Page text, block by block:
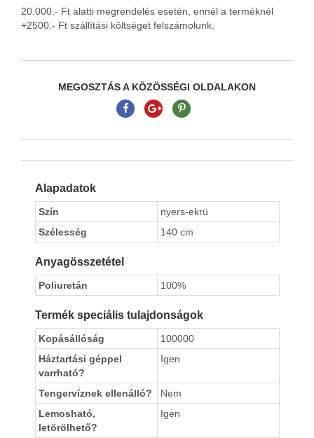
20.000.- Ft alatti megrendelés esetén, ennél a terméknél
+2500.- Ft szállítási költséget felszámolunk.
MEGOSZTÁS A KÖZÖSSÉGI OLDALAKON
Alapadatok
Szín
nyers-ekrü
Szélesség
140 cm
Anyagösszetétel
Poliuretán 100%
Termék speciális tulajdonságok
Kopásállóság
100000
Háztartási géppel
varrható?
Igen
Tengervíznek ellenálló?
Nem
Lemosható,
letörölhető?
Igen